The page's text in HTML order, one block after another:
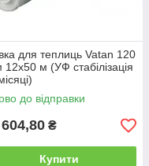
для теплиць Vatan 120
12х50 м (УФ стабілізація
до відправки
₴
Купити